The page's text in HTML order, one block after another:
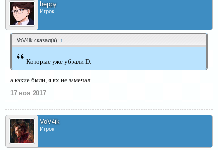
heppy
Игрок
VoV4ik сказал(а): ↑
“ Которые уже убрали D:
а какие были, я их не замечал
17 ноя 2017
VoV4ik
Игрок